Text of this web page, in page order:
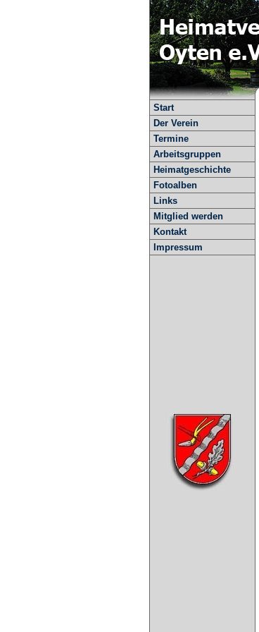
Start
Der Verein
Termine
Arbeitsgruppen
Heimatgeschichte
Fotoalben
Links
Mitglied werden
Kontakt
Impressum